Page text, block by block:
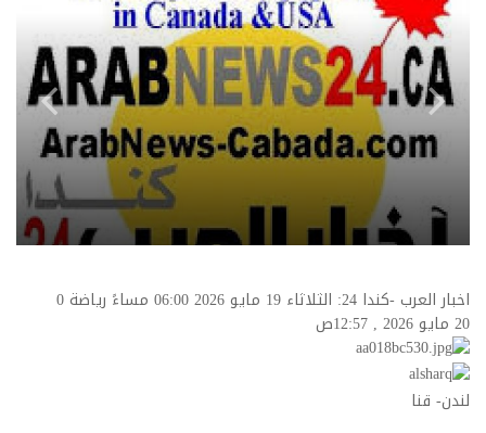
اخبار العرب -كندا 24: الثلاثاء 19 مايو 2026 06:00 مساءً رياضة
0
20 مايو 2026 , 12:57ص
لندن- قنا